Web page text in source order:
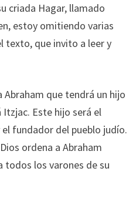
criada Hagar, llamado
estoy omitiendo varias
texto, que invito a leer y
que tendrá un hijo
Itzjac. Este hijo será el
fundador del pueblo judío.
ordena a Abraham
todos los varones de su